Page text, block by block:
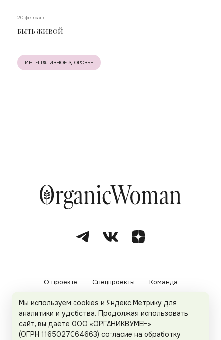
20 февраля
БЫТЬ ЖИВОЙ
ИНТЕГРАТИВНОЕ ЗДОРОВЬЕ
О проекте Спецпроекты Команда
Рекламодателям Политика конфиденциальности
Пользовательское соглашение
Мы используем cookies и Яндекс.Метрику для
аналитики и удобства. Продолжая использовать
сайт, вы даёте ООО «ОРГАНИКВУМЕН»
(ОГРН 1165027064663) согласие на обработку